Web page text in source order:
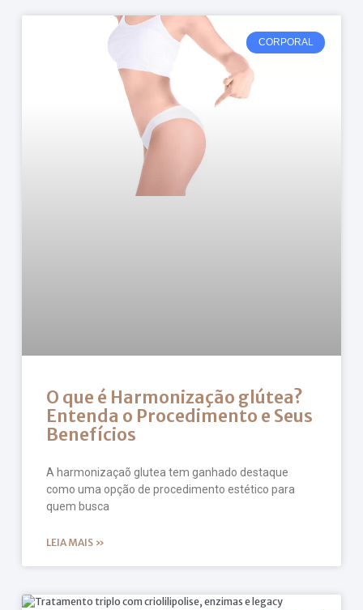
CORPORAL
O que é Harmonização glútea?
Entenda o Procedimento e Seus
Benefícios
A harmonizaçaõ glutea tem ganhado destaque
como uma opção de procedimento estético para
quem busca
LEIA MAIS »